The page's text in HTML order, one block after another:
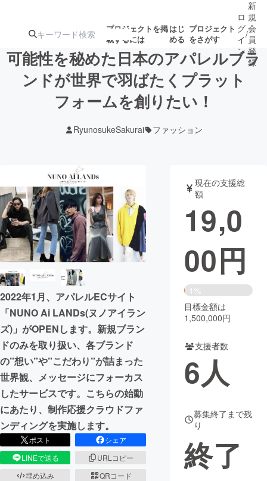
プロジェクトを掲
載するには
はじ
める
プロジェクト
をさがす
注目のリ 注目の新着プロ募集終了が近いプ
テクノロジー・ガジェット
映像・映画 書籍・雑誌
ビジネス・起業 チャレンジ
まちづくり・地域活性化
CAMPFIRE for Social Good
CAMPFIRE Creation
CAMPFIREふるさと納税
コミュニティ
ロ
グ
イ
ン
/
新
規
会
員
登
録
可能性を秘めた日本のアパレルブラ
ンドが世界で羽ばたくプラット
フォームを創りたい！
RyunosukeSakurai ファッション
2022年1月、アパレルECサイト
「NUNO Ai LANDs(ヌノアイラン
ズ)」がOPENします。新規ブラン
ドのみを取り扱い、各ブランド
の”想い”や”こだわり”が詰まった
世界観、メッセージにフォーカス
したサービスです。こちらの始動
にあたり、制作応援クラウドファ
ンディングを実施します。
ポスト
シェア
LINEで送る
URLコピー
埋め込み
QRコード
現在の支援総
額
19,0
00円
1%
目標金額は
1,500,000円
支援者数
6人
募集終了まで残
り
終了